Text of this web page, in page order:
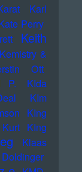
Karl
Perry
Keith
Kemistry &
Ott
P.
KIda
KIm
KIng
KIng
Klaas